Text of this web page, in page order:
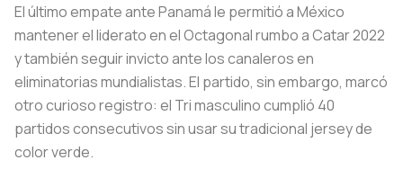
El último empate ante Panamá le permitió a México
mantener el liderato en el Octagonal rumbo a Catar 2022
y también seguir invicto ante los canaleros en
eliminatorias mundialistas. El partido, sin embargo, marcó
otro curioso registro: el Tri masculino cumplió 40
partidos consecutivos sin usar su tradicional jersey de
color verde.